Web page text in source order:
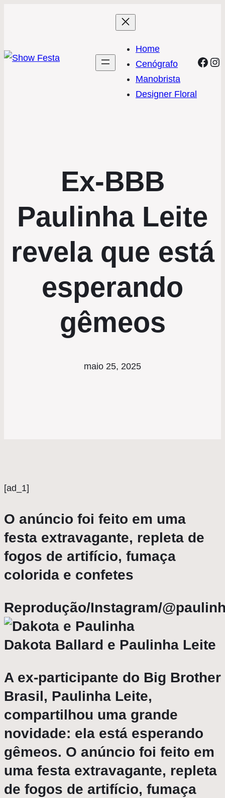
Home
Cenógrafo
Manobrista
Designer Floral
Ex-BBB
Paulinha Leite
revela que está
esperando
gêmeos
maio 25, 2025
[ad_1]
O anúncio foi feito em uma
festa extravagante, repleta de
fogos de artifício, fumaça
colorida e confetes
Reprodução/Instagram/
Dakota Ballard e Paulinha Leite
A ex-participante do Big Brother
Brasil, Paulinha Leite,
compartilhou uma grande
novidade: ela está esperando
gêmeos. O anúncio foi feito em
uma festa extravagante, repleta
de fogos de artifício, fumaça